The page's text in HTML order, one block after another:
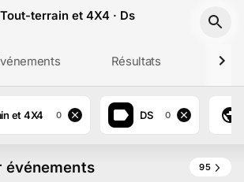
Tout-terrain et 4X4 · Ds
Résultats
et 4X4 0 DS 0
événements 95